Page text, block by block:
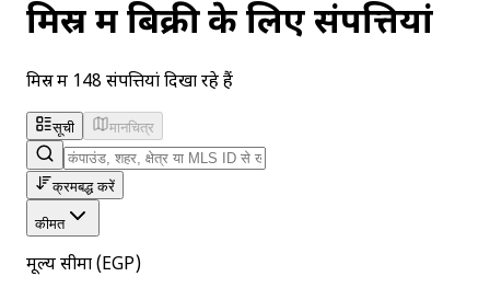
मिस्र में बिक्री के लिए संपत्तियां
मिस्र में 148 संपत्तियां दिखा रहे हैं
सूची मानचित्र
क्रमबद्ध करें
कीमत
मूल्य सीमा (EGP)